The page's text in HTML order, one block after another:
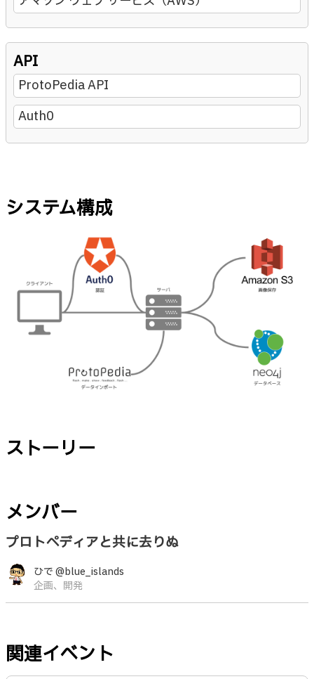
API
ProtoPedia API
Auth0
システム構成
ストーリー
メンバー
プロトペディアと共に去りぬ
ひで @blue_islands
企画、開発
関連イベント